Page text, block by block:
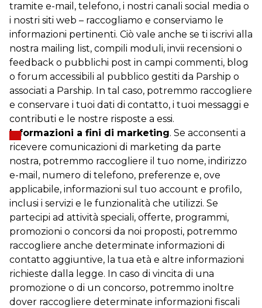
tramite e-mail, telefono, i nostri canali social media o
i nostri siti web – raccogliamo e conserviamo le
informazioni pertinenti. Ciò vale anche se ti iscrivi alla
nostra mailing list, compili moduli, invii recensioni o
feedback o pubblichi post in campi commenti, blog
o forum accessibili al pubblico gestiti da Parship o
associati a Parship. In tal caso, potremmo raccogliere
e conservare i tuoi dati di contatto, i tuoi messaggi e
contributi e le nostre risposte a essi.
Informazioni a fini di marketing. Se acconsenti a
ricevere comunicazioni di marketing da parte
nostra, potremmo raccogliere il tuo nome, indirizzo
e-mail, numero di telefono, preferenze e, ove
applicabile, informazioni sul tuo account e profilo,
inclusi i servizi e le funzionalità che utilizzi. Se
partecipi ad attività speciali, offerte, programmi,
promozioni o concorsi da noi proposti, potremmo
raccogliere anche determinate informazioni di
contatto aggiuntive, la tua età e altre informazioni
richieste dalla legge. In caso di vincita di una
promozione o di un concorso, potremmo inoltre
dover raccogliere determinate informazioni fiscali